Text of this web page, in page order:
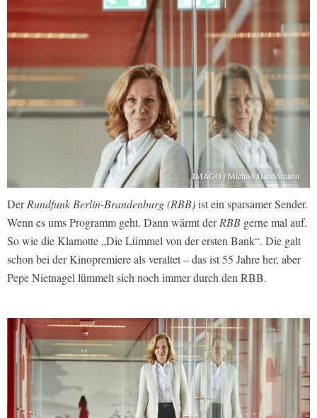
IMAGO / Michael Handelmann
DerRundfunk Berlin-Brandenburg (RBB)ist ein sparsamer Sender.
Wenn es ums Programm geht. Dann wärmt derRBB gerne mal auf.
So wie die Klamotte „Die Lümmel von der ersten Bank“. Die galt
schon bei der Kinopremiere als veraltet – das ist 55 Jahre her, aber
Pepe Nietnagel lümmelt sich noch immer durch den RBB.